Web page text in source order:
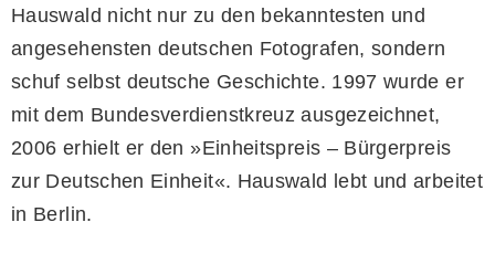
Hauswald nicht nur zu den bekanntesten und
angesehensten deutschen Fotografen, sondern
schuf selbst deutsche Geschichte. 1997 wurde er
mit dem Bundesverdienstkreuz ausgezeichnet,
2006 erhielt er den »Einheitspreis – Bürgerpreis
zur Deutschen Einheit«. Hauswald lebt und arbeitet
in Berlin.